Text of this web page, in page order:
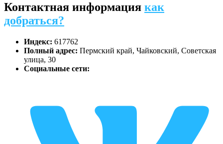
Контактная информация как
добраться?
Индекс: 617762
Полный адрес: Пермский край, Чайковский, Советская
улица, 30
Социальные сети: